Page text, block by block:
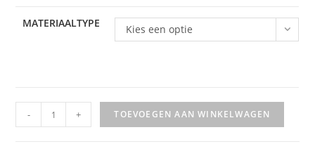
MATERIAALTYPE Kies een optie
Verkeersbord
- + TOEVOEGEN AAN WINKELWAGEN